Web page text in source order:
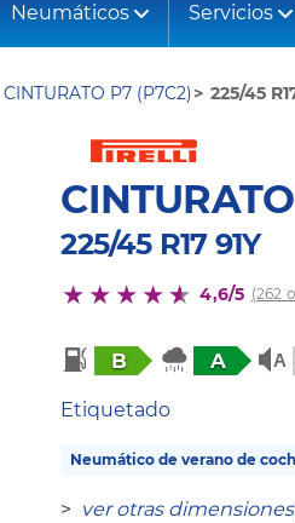
Neumáticos Servicios
CINTURATO P7 (P7C2) 225/45
225/45 R17 91Y
4,6/5 (262
B A
Etiquetado
Neumático de verano de
> ver otras